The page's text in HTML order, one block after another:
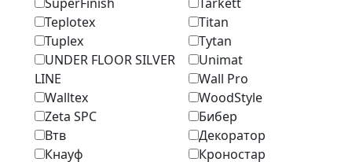
SuperFinish
Tarkett
Teplotex
Titan
Tuplex
Tytan
UNDER FLOOR SILVER
LINE
Unimat
Wall Pro
Walltex
WoodStyle
Zeta SPC
Бибер
Втв
Декоратор
Кнауф
Кроностар